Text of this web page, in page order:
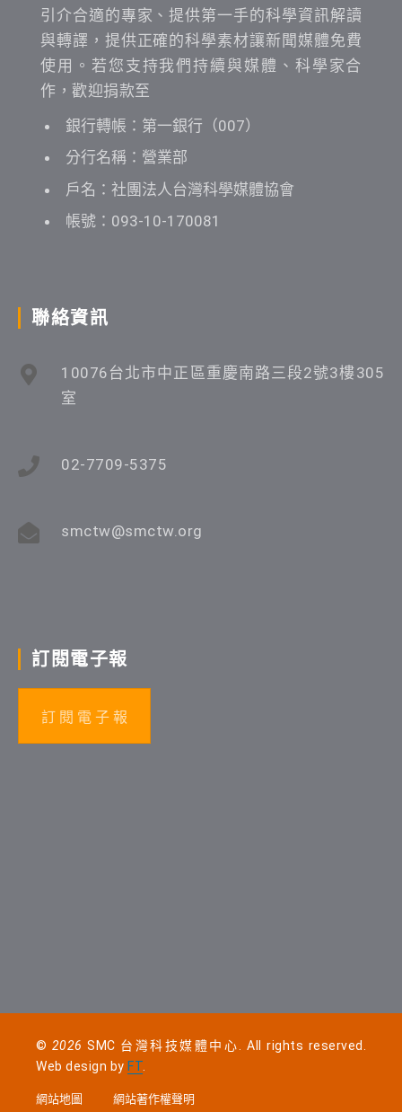
引介合適的專家、提供第一手的科學資訊解讀
與轉譯，提供正確的科學素材讓新聞媒體免費
使用。若您支持我們持續與媒體、科學家合
作，歡迎捐款至
銀行轉帳：第一銀行（007）
分行名稱：營業部
戶名：社團法人台灣科學媒體協會
帳號：093-10-170081
聯絡資訊
10076台北市中正區重慶南路三段2號3樓305
室
02-7709-5375
smctw@smctw.org
訂閱電子報
訂 閱 電 子 報
© 2026 SMC 台灣科技媒體中心. All rights reserved.
Web design by FT
網站地圖 網站著作權聲明